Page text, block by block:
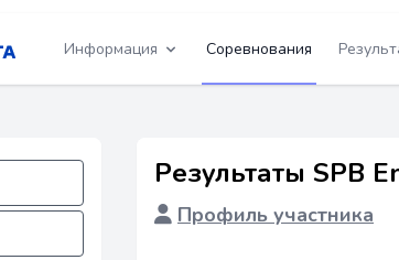
Информация Соревнования
Результаты SPB
Профиль участника